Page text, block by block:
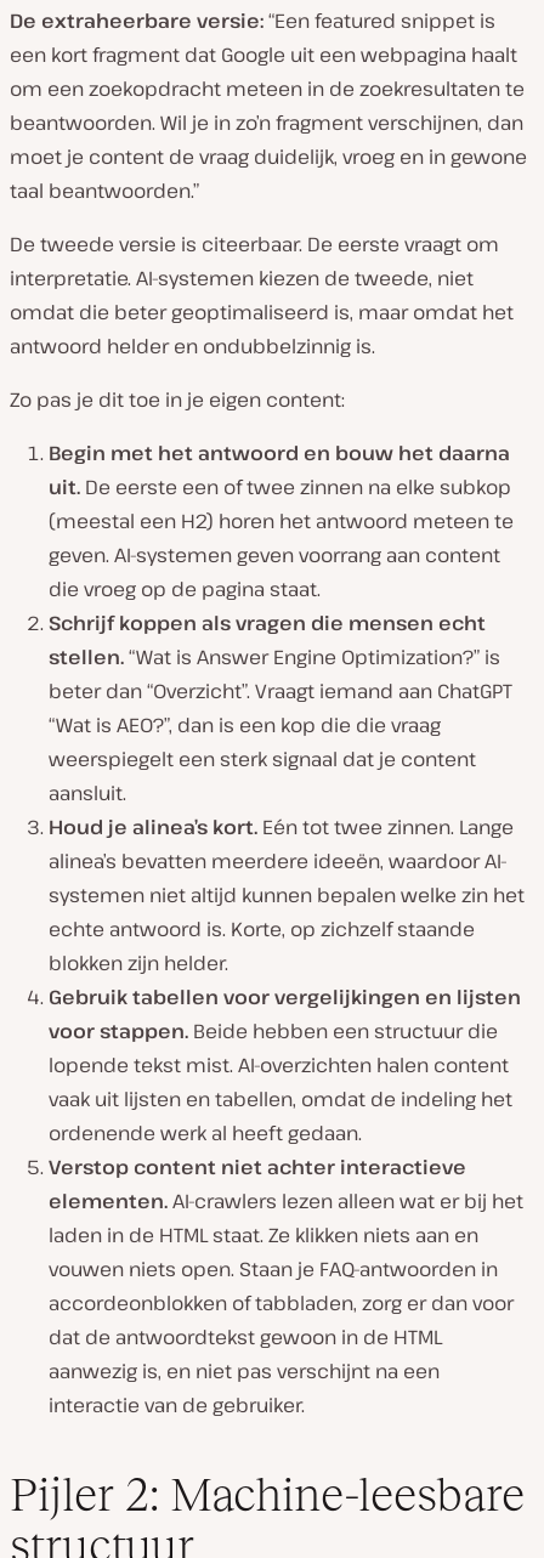
De extraheerbare versie:“Een featured snippet is
een kort fragment dat Google uit een webpagina haalt
om een zoekopdracht meteen in de zoekresultaten te
beantwoorden. Wil je in zo’n fragment verschijnen, dan
moet je content de vraag duidelijk, vroeg en in gewone
taal beantwoorden.”
De tweede versie is citeerbaar. De eerste vraagt om
interpretatie. AI-systemen kiezen de tweede, niet
omdat die beter geoptimaliseerd is, maar omdat het
antwoord helder en ondubbelzinnig is.
Zo pas je dit toe in je eigen content:
Begin met het antwoord en bouw het daarna
uit. De eerste een of twee zinnen na elke subkop
(meestal een H2) horen het antwoord meteen te
geven. AI-systemen geven voorrang aan content
die vroeg op de pagina staat.
Schrijf koppen als vragen die mensen echt
stellen.“Wat is Answer Engine Optimization?” is
beter dan “Overzicht”. Vraagt iemand aan ChatGPT
“Wat is AEO?”, dan is een kop die die vraag
weerspiegelt een sterk signaal dat je content
aansluit.
Houd je alinea’s kort. Eén tot twee zinnen. Lange
alinea’s bevatten meerdere ideeën, waardoor AI-
systemen niet altijd kunnen bepalen welke zin het
echte antwoord is. Korte, op zichzelf staande
blokken zijn helder.
Gebruik tabellen voor vergelijkingen en lijsten
voor stappen. Beide hebben een structuur die
lopende tekst mist. AI-overzichten halen content
vaak uit lijsten en tabellen, omdat de indeling het
ordenende werk al heeft gedaan.
Verstop content niet achter interactieve
elementen.AI-crawlers lezen alleen wat er bij het
laden in de HTML staat. Ze klikken niets aan en
vouwen niets open. Staan je FAQ-antwoorden in
accordeonblokken of tabbladen, zorg er dan voor
dat de antwoordtekst gewoon in de HTML
aanwezig is, en niet pas verschijnt na een
interactie van de gebruiker.
Pijler 2: Machine-leesbare
structuur